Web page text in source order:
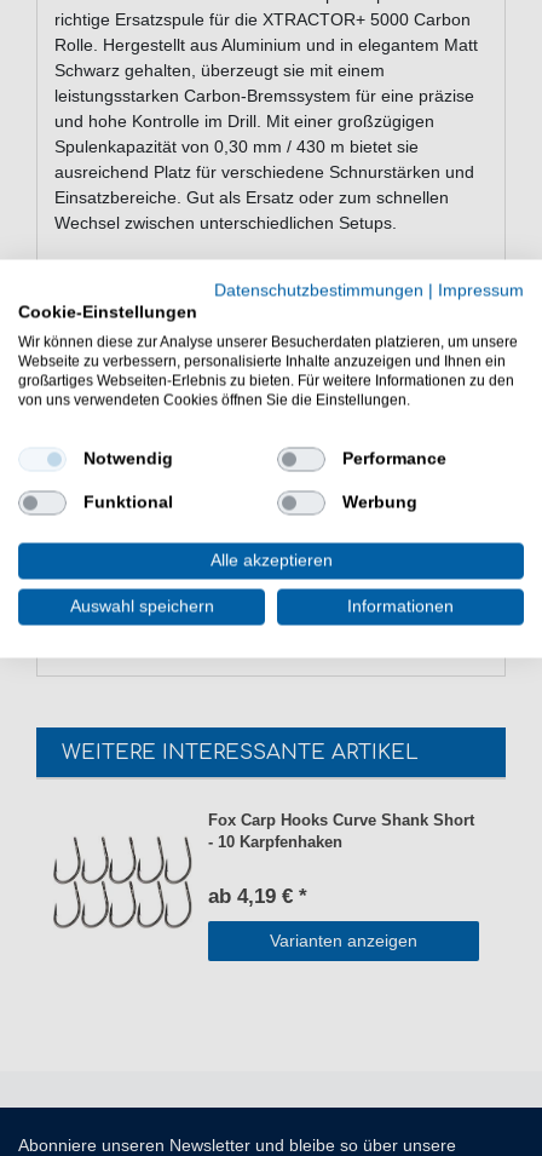
richtige Ersatzspule für die XTRACTOR+ 5000 Carbon
Rolle. Hergestellt aus Aluminium und in elegantem Matt
Schwarz gehalten, überzeugt sie mit einem
leistungsstarken Carbon-Bremssystem für eine präzise
und hohe Kontrolle im Drill. Mit einer großzügigen
Spulenkapazität von 0,30 mm / 430 m bietet sie
ausreichend Platz für verschiedene Schnurstärken und
Einsatzbereiche. Gut als Ersatz oder zum schnellen
Wechsel zwischen unterschiedlichen Setups.
Eigenschaften der Sonik
XTRACTOR+ 5000 Carbon Spare
Spool
Ersatzspule
Farbe: Matt Schwarz
Spulenkapazität: 0,30mm/430m
Günstig XTRACTOR+ 5000 Carbon Spare Spool online
kaufen und sparen. Sonik Rollenzubehör zum Angeln
auf Karpfen. - HIER Ersatzspule bestellen.
WEITERE INTERESSANTE ARTIKEL
Fox Carp Hooks Curve Shank Short
- 10 Karpfenhaken
ab 4,19 € *
Varianten anzeigen
Abonniere unseren Newsletter und bleibe so über unsere
Datenschutzbestimmungen | Impressum
Cookie-Einstellungen
Wir können diese zur Analyse unserer Besucherdaten platzieren, um unsere
Webseite zu verbessern, personalisierte Inhalte anzuzeigen und Ihnen ein
großartiges Webseiten-Erlebnis zu bieten. Für weitere Informationen zu den
von uns verwendeten Cookies öffnen Sie die Einstellungen.
Notwendig Performance
Funktional Werbung
Alle akzeptieren
Auswahl speichern Informationen